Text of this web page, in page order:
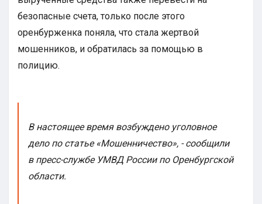
безопасные счета, только после этого
оренбурженка поняла, что стала жертвой
мошенников, и обратилась за помощью в
полицию.
В настоящее время возбуждено уголовное
дело по статье «Мошенничество», - сообщили
в пресс-службе УМВД России по Оренбургской
области.